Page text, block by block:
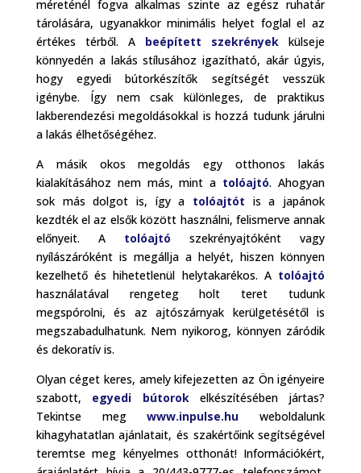
méreténél fogva alkalmas szinte az egész ruhatár
tárolására, ugyanakkor minimális helyet foglal el az
értékes térből. A beépített szekrények külseje
könnyedén a lakás stílusához igazítható, akár úgyis,
hogy egyedi bútorkészítők segítségét vesszük
igénybe. Így nem csak különleges, de praktikus
lakberendezési megoldásokkal is hozzá tudunk járulni
a lakás élhetőségéhez.
A másik okos megoldás egy otthonos lakás
kialakításához nem más, mint a tolóajtó. Ahogyan
sok más dolgot is, így a tolóajtót is a japánok
kezdték el az elsők között használni, felismerve annak
előnyeit. A tolóajtószekrényajtóként vagy
nyílászáróként is megállja a helyét, hiszen könnyen
kezelhető és hihetetlenül helytakarékos. A tolóajtó
használatával rengeteg holt teret tudunk
megspórolni, és az ajtószárnyak kerülgetésétől is
megszabadulhatunk. Nem nyikorog, könnyen záródik
és dekoratív is.
Olyan céget keres, amely kifejezetten az Ön igényeire
szabott, egyedi bútorokelkészítésében jártas?
Tekintse megwww.inpulse.hu weboldalunk
kihagyhatatlan ajánlatait, és szakértőink segítségével
teremtse meg kényelmes otthonát! Információkért,